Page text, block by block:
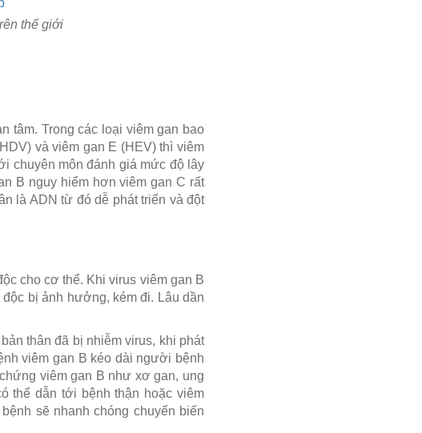
thế giới
tâm. Trong các loại viêm gan bao
và viêm gan E (HEV) thì viêm
chuyên môn đánh giá mức độ lây
B nguy hiểm hơn viêm gan C rất
là ADN từ đó dễ phát triển và đột
cho cơ thể. Khi virus viêm gan B
bị ảnh hưởng, kém đi. Lâu dần
thân đã bị nhiễm virus, khi phát
viêm gan B kéo dài người bệnh
viêm gan B như xơ gan, ung
thể dẫn tới bệnh thận hoặc viêm
sẽ nhanh chóng chuyển biến